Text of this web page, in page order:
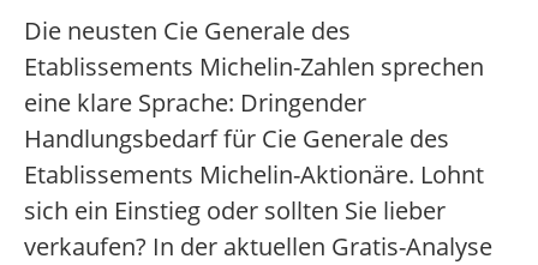
Die neusten Cie Generale des
Etablissements Michelin-Zahlen sprechen
eine klare Sprache: Dringender
Handlungsbedarf für Cie Generale des
Etablissements Michelin-Aktionäre. Lohnt
sich ein Einstieg oder sollten Sie lieber
verkaufen? In der aktuellen Gratis-Analyse